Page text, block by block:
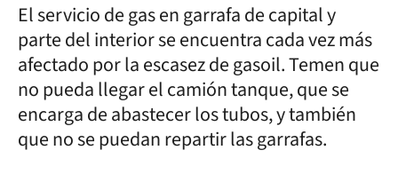
El servicio de gas en garrafa de capital y
parte del interior se encuentra cada vez más
afectado por la escasez de gasoil. Temen que
no pueda llegar el camión tanque, que se
encarga de abastecer los tubos, y también
que no se puedan repartir las garrafas.